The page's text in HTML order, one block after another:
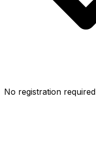
No registration required